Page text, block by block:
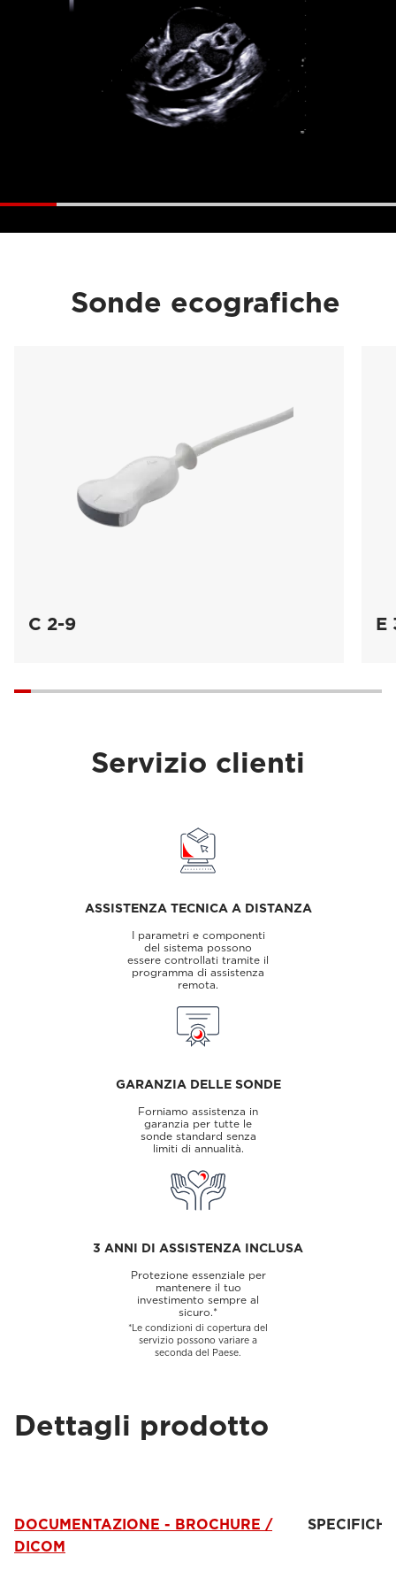
Sonde ecografiche
C 2-9 E
Servizio clienti
ASSISTENZA TECNICA A DISTANZA
I parametri e componenti
del sistema possono
essere controllati tramite il
programma di assistenza
remota.
GARANZIA DELLE SONDE
Forniamo assistenza in
garanzia per tutte le
sonde standard senza
limiti di annualità.
3 ANNI DI ASSISTENZA INCLUSA
Protezione essenziale per
mantenere il tuo
investimento sempre al
sicuro.*
*Le condizioni di copertura del
servizio possono variare a
seconda del Paese.
Dettagli prodotto
DOCUMENTAZIONE - BROCHURE /
DICOM